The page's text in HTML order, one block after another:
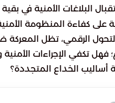
البلاغات الأمنية في
على كفاءة المنظومة
الرقمي، تظل المعركة
فهل تكفي الإجراءات
أساليب الخداع المتجددة؟